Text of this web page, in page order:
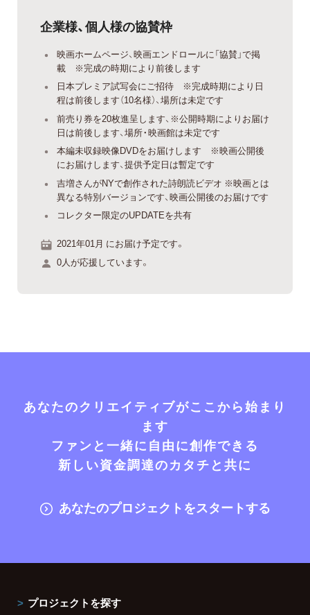
企業様、個人様の協賛枠
映画ホームページ、映画エンドロールに「協賛」で掲
載 ※完成の時期により前後します
日本プレミア試写会にご招待 ※完成時期により日
程は前後します（10名様）、場所は未定です
前売り券を20枚進呈します、※公開時期によりお届け
日は前後します、場所・映画館は未定です
本編未収録映像DVDをお届けします ※映画公開後
にお届けします、提供予定日は暫定です
吉増さんがNYで創作された詩朗読ビデオ ※映画とは
異なる特別バージョンです、映画公開後のお届けです
コレクター限定のUPDATEを共有
2021年01月 にお届け予定です。
0人が応援しています。
あなたのクリエイティブがここから始まり
ます
ファンと一緒に自由に創作できる
新しい資金調達のカタチと共に
あなたのプロジェクトをスタートする
プロジェクトを探す